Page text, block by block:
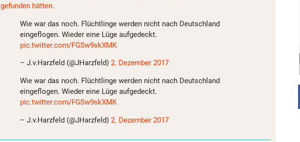
gefunden hätten.
Wie war das noch. Flüchtlinge werden nicht nach Deutschland
eingeflogen. Wieder eine Lüge aufgedeckt.
pic.twitter.com/FGSw9skXMK
– J.v.Harzfeld (@JHarzfeld) 2. Dezember 2017
Wie war das noch. Flüchtlinge werden nicht nach Deutschland
eingeflogen. Wieder eine Lüge aufgedeckt.
pic.twitter.com/FGSw9skXMK
– J.v.Harzfeld (@JHarzfeld) 2. Dezember 2017